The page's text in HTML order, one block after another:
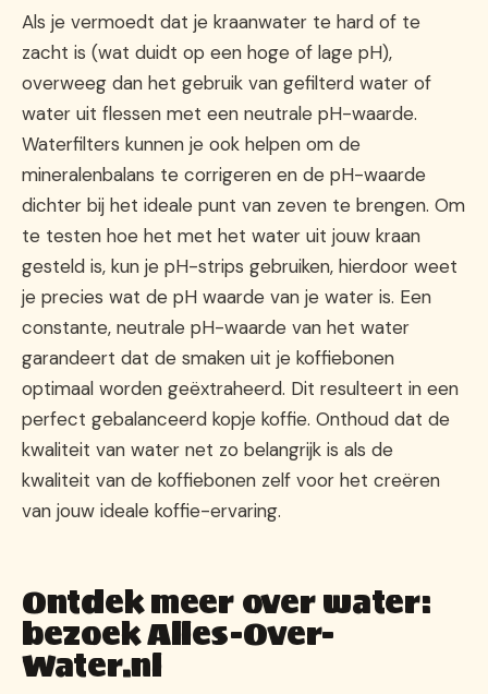
Als je vermoedt dat je kraanwater te hard of te
zacht is (wat duidt op een hoge of lage pH),
overweeg dan het gebruik van gefilterd water of
water uit flessen met een neutrale pH-waarde.
Waterfilters kunnen je ook helpen om de
mineralenbalans te corrigeren en de pH-waarde
dichter bij het ideale punt van zeven te brengen. Om
te testen hoe het met het water uit jouw kraan
gesteld is, kun je pH-strips gebruiken, hierdoor weet
je precies wat de pH waarde van je water is. Een
constante, neutrale pH-waarde van het water
garandeert dat de smaken uit je koffiebonen
optimaal worden geëxtraheerd. Dit resulteert in een
perfect gebalanceerd kopje koffie. Onthoud dat de
kwaliteit van water net zo belangrijk is als de
kwaliteit van de koffiebonen zelf voor het creëren
van jouw ideale koffie-ervaring.
Ontdek meer over water:
bezoek Alles-Over-
Water.nl